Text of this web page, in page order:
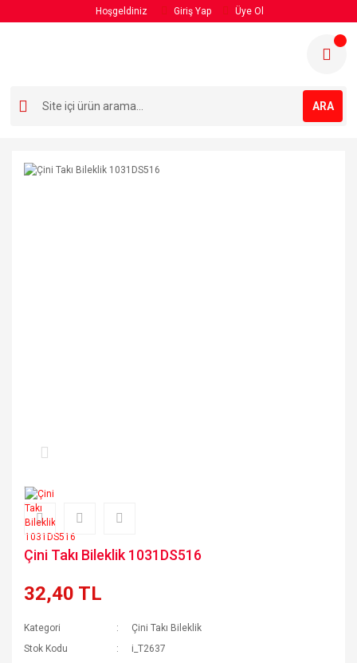
Hoşgeldiniz Giriş Yap Üye Ol
ARA
Çini Takı Bileklik 1031DS516
32,40 TL
Kategori
Çini Takı Bileklik
Stok Kodu
i_T2637